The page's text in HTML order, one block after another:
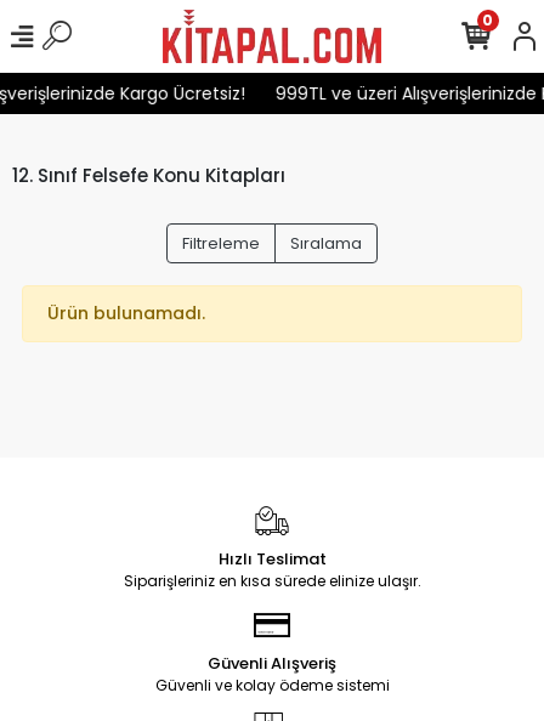
Kargo Ücretsiz! 999TL ve üzeri Alışverişlerinizde
0
12. Sınıf Felsefe Konu Kitapları
Filtreleme Sıralama
Ürün bulunamadı.
Hızlı Teslimat
Siparişleriniz en kısa sürede elinize ulaşır.
Güvenli Alışveriş
Güvenli ve kolay ödeme sistemi